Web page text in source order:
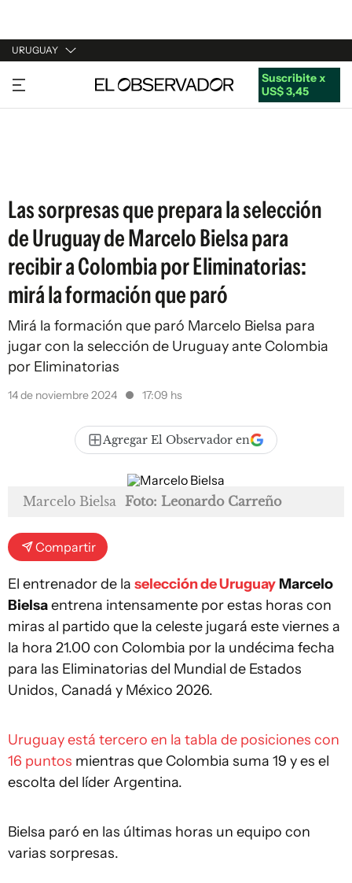
URUGUAY
URUGUAY
ARGENTINA
Suscribite x
US$ 3,45
Las sorpresas que prepara la selección
de Uruguay de Marcelo Bielsa para
recibir a Colombia por Eliminatorias:
mirá la formación que paró
Mirá la formación que paró Marcelo Bielsa para
jugar con la selección de Uruguay ante Colombia
por Eliminatorias
14 de noviembre 2024 17:09 hs
Agregar El Observador en
Marcelo Bielsa Foto: Leonardo Carreño
Compartir
El entrenador de la selección de Uruguay Marcelo
Bielsaentrena intensamente por estas horas con
miras al partido que la celeste jugará este viernes a
la hora 21.00 con Colombia por la undécima fecha
para las Eliminatorias del Mundial de Estados
Unidos, Canadá y México 2026.
Uruguay está tercero en la tabla de posiciones con
16 puntos mientras que Colombia suma 19 y es el
escolta del líder Argentina.
Bielsa paró en las últimas horas un equipo con
varias sorpresas.